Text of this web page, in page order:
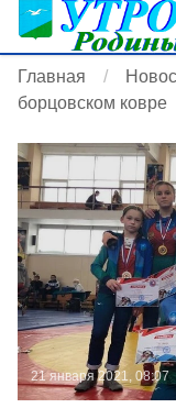
Главная
борцовском ковре
21 января 2021, 08:07